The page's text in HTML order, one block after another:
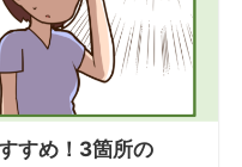
すめ！3箇所の